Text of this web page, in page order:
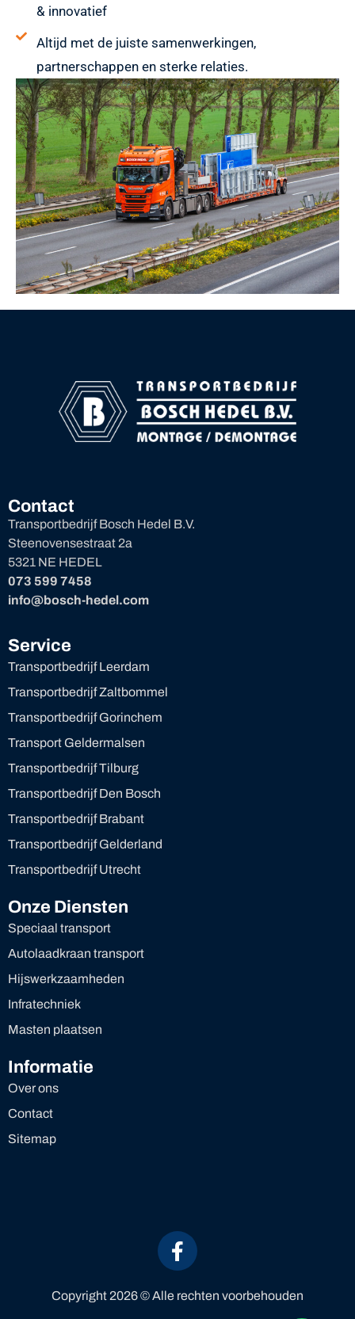
& innovatief
Altijd met de juiste samenwerkingen,
partnerschappen en sterke relaties.
Contact
Transportbedrijf Bosch Hedel B.V.
Steenovensestraat 2a
5321 NE HEDEL
073 599 7458
info@bosch-hedel.com
Service
Transportbedrijf Leerdam
Transportbedrijf Zaltbommel
Transportbedrijf Gorinchem
Transport Geldermalsen
Transportbedrijf Tilburg
Transportbedrijf Den Bosch
Transportbedrijf Brabant
Transportbedrijf Gelderland
Transportbedrijf Utrecht
Onze Diensten
Speciaal transport
Autolaadkraan transport
Hijswerkzaamheden
Infratechniek
Masten plaatsen
Informatie
Over ons
Contact
Sitemap
Copyright 2026 © Alle rechten voorbehouden